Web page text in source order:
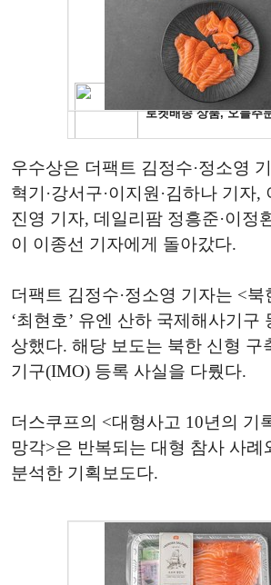
우수상은 더팩트 김정수·정소영
혁기·강서구·이지원·김하나 기자,
진영 기자, 데일리팜 정흥준·이정
이 이종선 기자에게 돌아갔다.
더팩트 김정수·정소영 기자는 <
‘최현호’ 유엔 산하 국제해사기구
상했다. 해당 보도는 북한 신형 구
기구(IMO) 등록 사실을 다뤘다.
더스쿠프의 <대형사고 10년의 기
망각>은 반복되는 대형 참사 사례
분석한 기획보도다.